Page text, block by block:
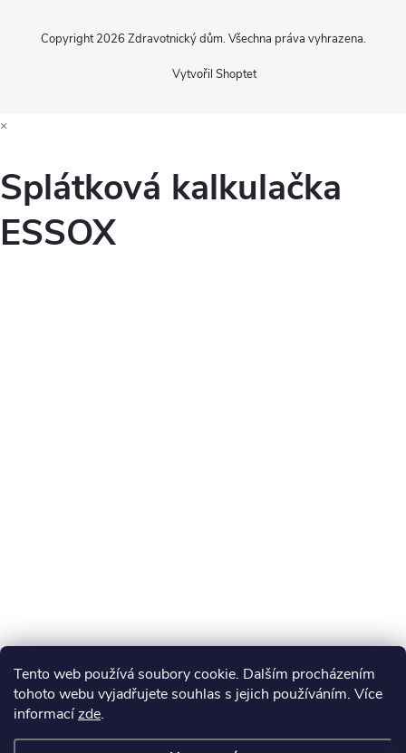
Tento web používá soubory cookie. Dalším procházením
tohoto webu vyjadřujete souhlas s jejich používáním. Více
informacízde.
Vytvořil Shoptet
Copyright 2026 Zdravotnický dům. Všechna práva vyhrazena.
×
Splátková kalkulačka
ESSOX